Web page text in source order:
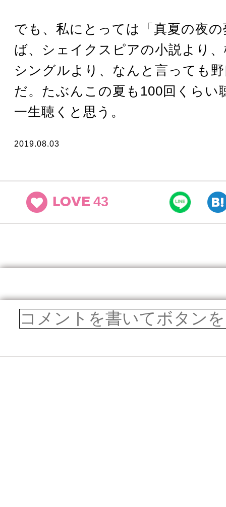
でも、私にとっては「真夏の夜
ば、シェイクスピアの小説より
シングルより、なんと言っても
だ。たぶんこの夏も100回くらい
一生聴くと思う。
2019.08.03
LOVE 43